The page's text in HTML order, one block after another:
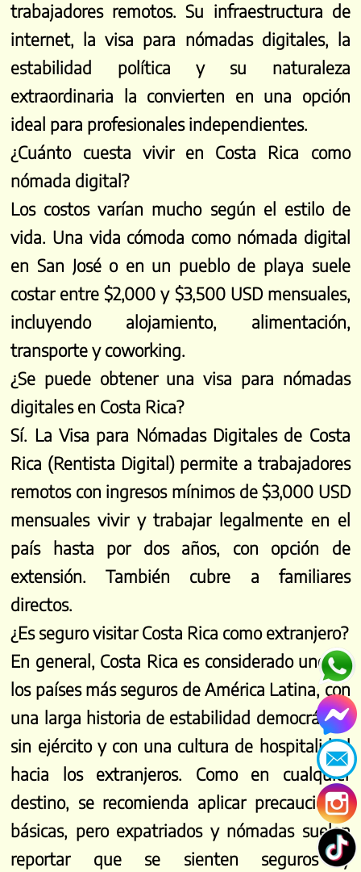
trabajadores remotos. Su infraestructura de
internet, la visa para nómadas digitales, la
estabilidad política y su naturaleza
extraordinaria la convierten en una opción
ideal para profesionales independientes.
¿Cuánto cuesta vivir en Costa Rica como
nómada digital?
Los costos varían mucho según el estilo de
vida. Una vida cómoda como nómada digital
en San José o en un pueblo de playa suele
costar entre $2,000 y $3,500 USD mensuales,
incluyendo alojamiento, alimentación,
transporte y coworking.
¿Se puede obtener una visa para nómadas
digitales en Costa Rica?
Sí. La Visa para Nómadas Digitales de Costa
Rica (Rentista Digital) permite a trabajadores
remotos con ingresos mínimos de $3,000 USD
mensuales vivir y trabajar legalmente en el
país hasta por dos años, con opción de
extensión. También cubre a familiares
directos.
¿Es seguro visitar Costa Rica como extranjero?
En general, Costa Rica es considerado uno de
los países más seguros de América Latina, con
una larga historia de estabilidad democrática,
sin ejército y con una cultura de hospitalidad
hacia los extranjeros. Como en cualquier
destino, se recomienda aplicar precauciones
básicas, pero expatriados y nómadas suelen
reportar que se sienten seguros y
Close
Suscribe to our Newsletter.
Stay up to date with our latest
articles about Costa Rica and our
camper life bits!
Email
Subscribe
This will close in seconds